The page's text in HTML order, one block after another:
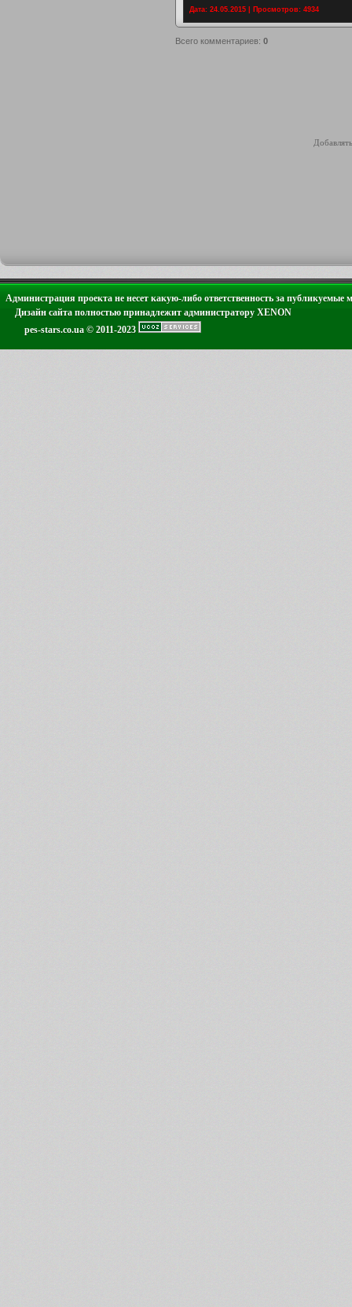
Дата: 24.05.2015 | Просмотров: 4934
Всего комментариев: 0
Администрация проекта не несет какую-либо ответственность за публикуемые
Дизайн сайта полностью принадлежит администратору XENON
pes-stars.co.ua © 2011-2023